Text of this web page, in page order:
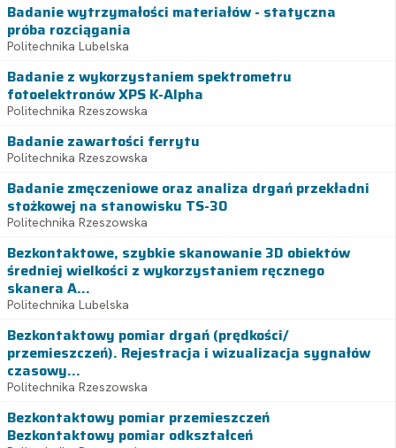
Badanie wytrzymałości materiałów - statyczna
próba rozciągania
Politechnika Lubelska
Badanie z wykorzystaniem spektrometru
fotoelektronów XPS K-Alpha
Politechnika Rzeszowska
Badanie zawartości ferrytu
Politechnika Rzeszowska
Badanie zmęczeniowe oraz analiza drgań przekładni
stożkowej na stanowisku TS-30
Politechnika Rzeszowska
Bezkontaktowe, szybkie skanowanie 3D obiektów
średniej wielkości z wykorzystaniem ręcznego
skanera A...
Politechnika Lubelska
Bezkontaktowy pomiar drgań (prędkości/
przemieszczeń). Rejestracja i wizualizacja sygnałów
czasowy...
Politechnika Rzeszowska
Bezkontaktowy pomiar przemieszczeń
Bezkontaktowy pomiar odkształceń